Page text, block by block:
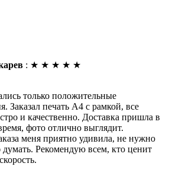
: ★ ★ ★ ★ ★
только положительные
Заказал печать А4 с рамкой, все
и качественно. Доставка пришла в
фото отлично выглядит.
меня приятно удивила, не нужно
думать. Рекомендую всем, кто ценит